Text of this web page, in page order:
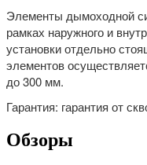
Элементы дымоходной
рамках наружного и
установки отдельно
элементов
до 300 мм.
Гарантия: гарантия от
Обзоры